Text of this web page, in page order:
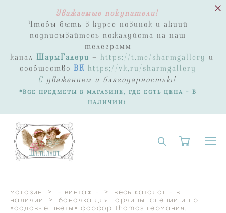
Уважаемые покупатели!
Чтобы быть в курсе новинок и акций
подписывайтесь пожалуйста на наш
телеграмм
канал ШармГалери - https://t.me/sharmgallery и
сообщество ВК https://vk.ru/sharmgallery
Суважением и благодарностью!
*Все предметы в магазине, где есть цена - В
НАЛИЧИИ!
магазин > - винтаж - >
весь каталог - в
наличии
>
баночка для горчицы, специй и пр.
«садовые цветы» фарфор thomas германия.